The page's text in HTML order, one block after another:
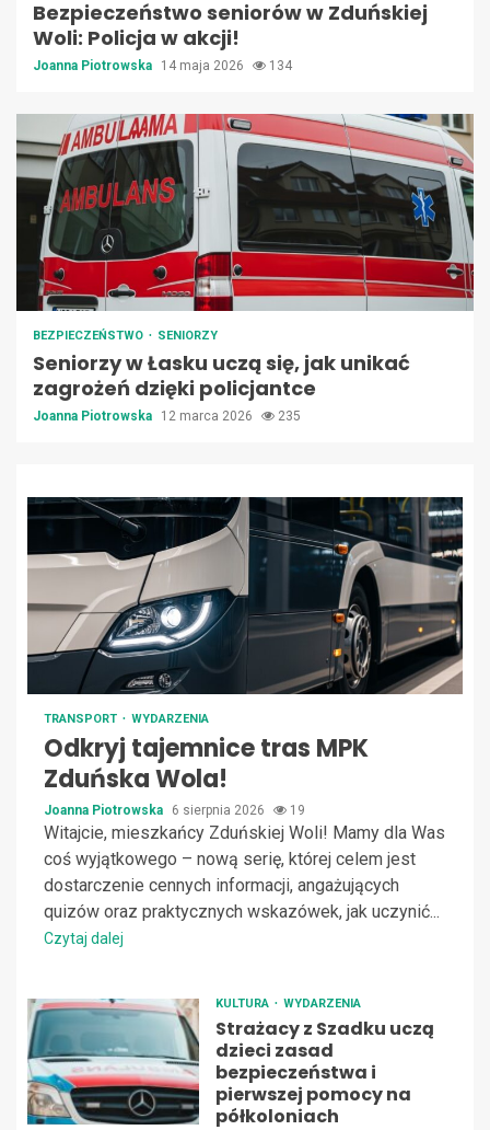
Bezpieczeństwo seniorów w Zduńskiej
Woli: Policja w akcji!
Joanna Piotrowska 14 maja 2026 134
BEZPIECZEŃSTWO SENIORZY
Seniorzy w Łasku uczą się, jak unikać
zagrożeń dzięki policjantce
Joanna Piotrowska 12 marca 2026 235
TRANSPORT WYDARZENIA
Odkryj tajemnice tras MPK
Zduńska Wola!
Joanna Piotrowska 6 sierpnia 2026 19
Witajcie, mieszkańcy Zduńskiej Woli! Mamy dla Was
coś wyjątkowego – nową serię, której celem jest
dostarczenie cennych informacji, angażujących
quizów oraz praktycznych wskazówek, jak uczynić...
Czytaj dalej
KULTURA WYDARZENIA
Strażacy z Szadku uczą
dzieci zasad
bezpieczeństwa i
pierwszej pomocy na
półkoloniach